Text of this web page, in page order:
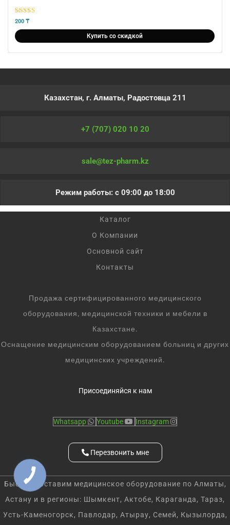
5из 5
200 ₸
Купить со скидкой
Казахстан, г. Алматы, Радостовца 211
+7 (707) 020 10 20
sale@tez-pharm.kz
Режим работы: с 09:00 до 18:00
Каталог
О Компании
Основной сайт
Контакты
Продажа сертифицированного медицинского
оборудования, медицинской техники и мебели в
Казахстане.
Оснащение медицинским оборудованием больниц и других
медицинских учреждений.
Присоединяйся к нам
Whatsapp Youtube Instagram
Перезвонить мне
Быстро доставим медицинское оборудование по Алматы,
Астану и в регионы: Шымкент, Актобе, Караганда, Тараз,
Усть-Каменогорск, Павлодар, Атырау, Семей, Кызылорда,